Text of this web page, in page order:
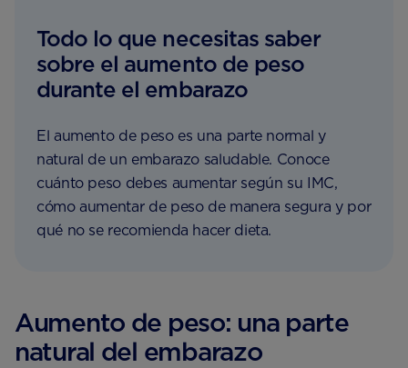
Todo lo que necesitas saber
sobre el aumento de peso
durante el embarazo
El aumento de peso es una parte normal y
natural de un embarazo saludable. Conoce
cuánto peso debes aumentar según su IMC,
cómo aumentar de peso de manera segura y por
qué no se recomienda hacer dieta.
Aumento de peso: una parte
natural del embarazo